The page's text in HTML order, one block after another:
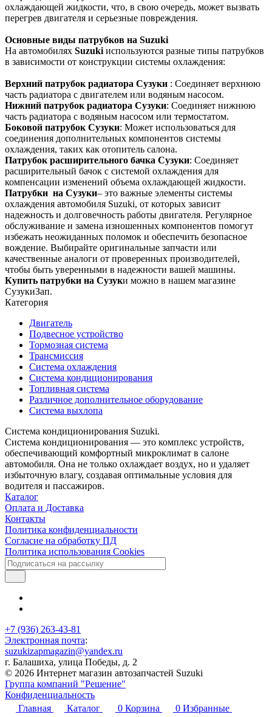
охлаждающей жидкости, что, в свою очередь, может вызвать
перегрев двигателя и серьезные повреждения.
Основные виды патрубков на Suzuki
На автомобилях Suzuki используются разные типы патрубков
в зависимости от конструкции системы охлаждения:
Верхний патрубок радиатора Сузуки : Соединяет верхнюю
часть радиатора с двигателем или водяным насосом.
Нижний патрубок радиатора Сузуки: Соединяет нижнюю
часть радиатора с водяным насосом или термостатом.
Боковой патрубок Сузуки: Может использоваться для
соединения дополнительных компонентов системы
охлаждения, таких как отопитель салона.
Патрубок расширительного бачка Сузуки: Соединяет
расширительный бачок с системой охлаждения для
компенсации изменений объема охлаждающей жидкости.
Патрубки на Сузуки– это важные элементы системы
охлаждения автомобиля Suzuki, от которых зависит
надежность и долговечность работы двигателя. Регулярное
обслуживание и замена изношенных компонентов помогут
избежать неожиданных поломок и обеспечить безопасное
вождение. Выбирайте оригинальные запчасти или
качественные аналоги от проверенных производителей,
чтобы быть уверенными в надежности вашей машины.
Купить патрубки на Сузуки можно в нашем магазине
СузукиЗап.
Категория
Двигатель
Подвесное устройство
Тормозная система
Трансмиссия
Система охлаждения
Система кондиционирования
Топливная система
Различное дополнительное оборудование
Система выхлопа
Система кондиционирования Suzuki.
Система кондиционирования — это комплекс устройств,
обеспечивающий комфортный микроклимат в салоне
автомобиля. Она не только охлаждает воздух, но и удаляет
избыточную влагу, создавая оптимальные условия для
водителя и пассажиров.
Каталог
Оплата и Доставка
Контакты
Политика конфиденциальности
Согласие на обработку ПД
Политика использования Cookies
+7 (936) 263-43-81
Электронная почта:
suzukizapmagazin@yandex.ru
г. Балашиха, улица Победы, д. 2
© 2026 Интернет магазин автозапчастей Suzuki
Группа компаний "Решение"
Конфиденциальность
Главная
Каталог 0 Корзина 0 Избранные